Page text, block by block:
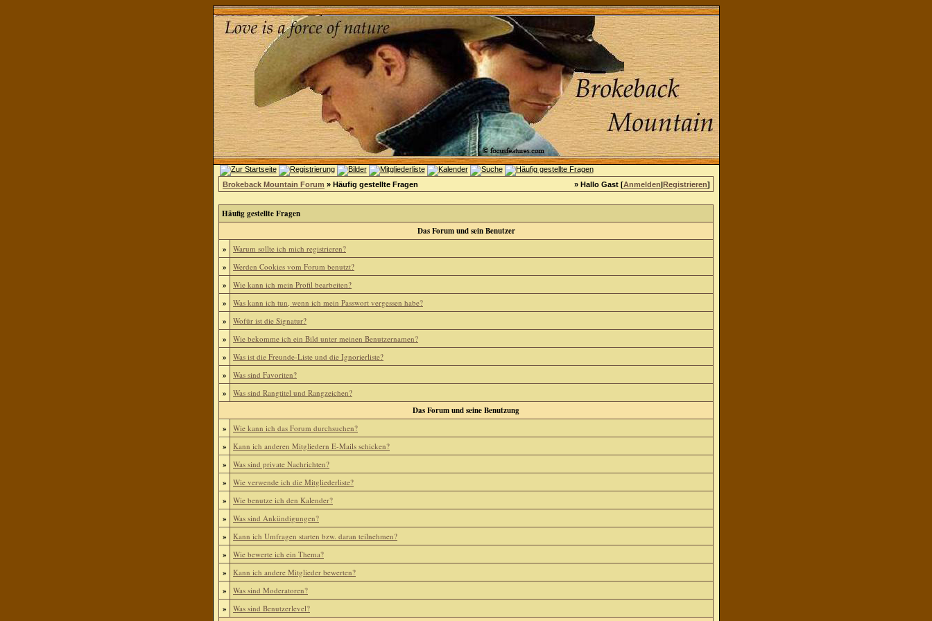
Brokeback Mountain Forum » Häufig gestellte Fragen » Hallo Gast [Anmelden|Registrieren]
Häufig gestellte Fragen
Das Forum und sein Benutzer
»
Warum sollte ich mich registrieren?
» Werden Cookies vom Forum benutzt?
» Wie kann ich mein Profil bearbeiten?
» Was kann ich tun, wenn ich mein Passwort vergessen habe?
» Wofür ist die Signatur?
» Wie bekomme ich ein Bild unter meinen Benutzernamen?
» Was ist die Freunde-Liste und die Ignorierliste?
» Was sind Favoriten?
» Was sind Rangtitel und Rangzeichen?
Das Forum und seine Benutzung
»
Wie kann ich das Forum durchsuchen?
» Kann ich anderen Mitgliedern E-Mails schicken?
» Was sind private Nachrichten?
» Wie verwende ich die Mitgliederliste?
» Wie benutze ich den Kalender?
» Was sind Ankündigungen?
» Kann ich Umfragen starten bzw. daran teilnehmen?
» Wie bewerte ich ein Thema?
» Kann ich andere Mitglieder bewerten?
» Was sind Moderatoren?
» Was sind Benutzerlevel?